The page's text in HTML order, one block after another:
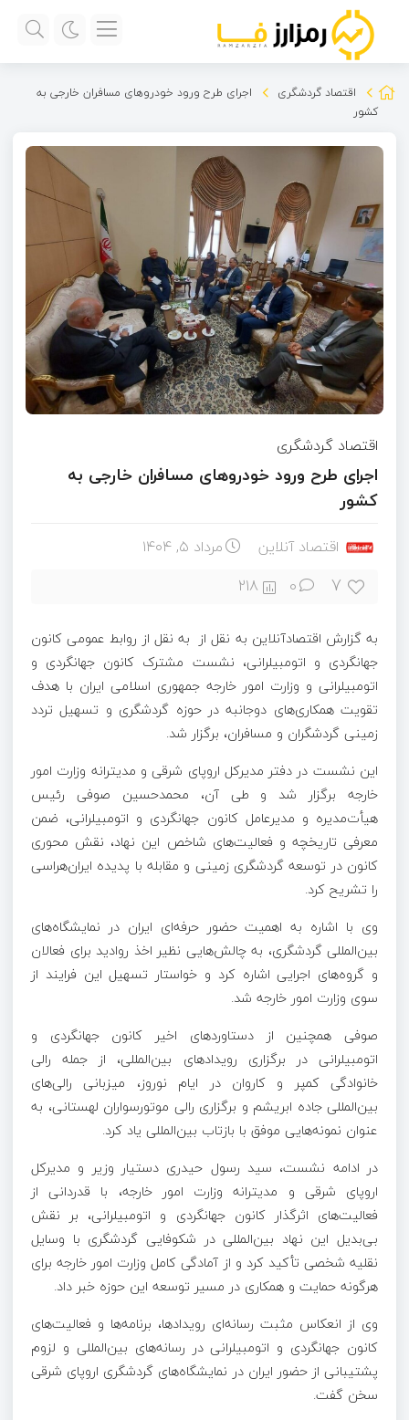
اقتصاد گردشگری
اجرای طرح ورود خودروهای مسافران خارجی به
کشور
اقتصاد گردشگری
اجرای طرح ورود خودروهای مسافران خارجی به
کشور
اقتصاد آنلاین مرداد ۵, ۱۴۰۴
7
0
218
به گزارش اقتصادآنلاین به نقل از به نقل از روابط‌ عمومی کانون
جهانگردی و اتومبیلرانی، نشست مشترک کانون جهانگردی و
اتومبیلرانی و وزارت امور خارجه جمهوری اسلامی ایران با هدف
تقویت همکاری‌های دوجانبه در حوزه گردشگری و تسهیل تردد
زمینی گردشگران و مسافران، برگزار شد.
این نشست در دفتر مدیرکل اروپای شرقی و مدیترانه وزارت امور
خارجه برگزار شد و طی آن، محمدحسین صوفی رئیس
هیأت‌مدیره و مدیرعامل کانون جهانگردی و اتومبیلرانی، ضمن
معرفی تاریخچه و فعالیت‌های شاخص این نهاد، نقش محوری
کانون در توسعه گردشگری زمینی و مقابله با پدیده ایران‌هراسی
را تشریح کرد.
وی با اشاره به اهمیت حضور حرفه‌ای ایران در نمایشگاه‌های
بین‌المللی گردشگری، به چالش‌هایی نظیر اخذ روادید برای فعالان
و گروه‌های اجرایی اشاره کرد و خواستار تسهیل این فرایند از
سوی وزارت امور خارجه شد.
صوفی همچنین از دستاورد‌های اخیر کانون جهانگردی و
اتومبیلرانی در برگزاری رویداد‌های بین‌المللی، از جمله رالی
خانوادگی کمپر و کاروان در ایام نوروز، میزبانی رالی‌های
بین‌المللی جاده ابریشم و برگزاری رالی موتورسواران لهستانی، به
عنوان نمونه‌هایی موفق با بازتاب بین‌المللی یاد کرد.
در ادامه نشست، سید رسول حیدری دستیار وزیر و مدیرکل
اروپای شرقی و مدیترانه وزارت امور خارجه، با قدردانی از
فعالیت‌های اثرگذار کانون جهانگردی و اتومبیلرانی، بر نقش
بی‌بدیل این نهاد بین‌المللی در شکوفایی گردشگری با وسایل
نقلیه شخصی تأکید کرد و از آمادگی کامل وزارت امور خارجه برای
هرگونه حمایت و همکاری در مسیر توسعه این حوزه خبر داد.
وی از انعکاس مثبت رسانه‌ای رویدادها، برنامه‌ها و فعالیت‌های
کانون جهانگردی و اتومبیلرانی در رسانه‌های بین‌المللی و لزوم
پشتیبانی از حضور ایران در نمایشگاه‌های گردشگری اروپای شرقی
سخن گفت.